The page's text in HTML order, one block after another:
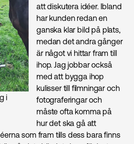
i
att diskutera idéer. Ibland
har kunden redan en
ganska klar bild på plats,
medan det andra gånger
är något vi hittar fram till
ihop. Jag jobbar också
med att bygga ihop
kulisser till filmningar och
fotograferingar och
måste ofta komma på
hur det ska gå att
som fram tills dess bara finns